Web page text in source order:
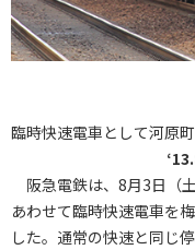
臨時快速電車として河原
阪急電鉄は、8月3日（
あわせて臨時快速電車を
した。通常の快速と同じ